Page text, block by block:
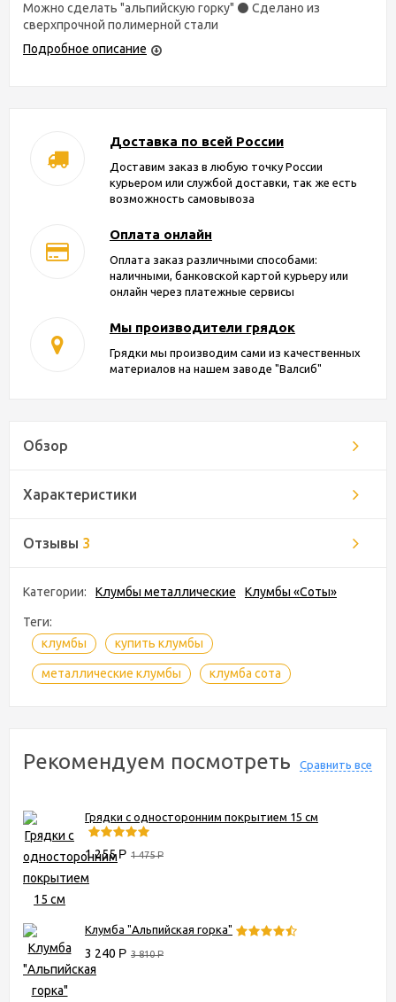
Можно сделать "альпийскую горку" ⚫ Сделано из
сверхпрочной полимерной стали
Подробное описание
Доставка по всей России
Доставим заказ в любую точку России
курьером или службой доставки, так же есть
возможность самовывоза
Оплата онлайн
Оплата заказ различными способами:
наличными, банковской картой курьеру или
онлайн через платежные сервисы
Мы производители грядок
Грядки мы производим сами из качественных
материалов на нашем заводе "Валсиб"
Обзор
Характеристики
Отзывы 3
Категории: Клумбы металлические Клумбы «Соты»
Теги:
клумбы
купить клумбы
металлические клумбы клумба сота
Рекомендуем посмотреть Сравнить все
Грядки с односторонним покрытием 15 см
1 255Р 1 475Р
Клумба "Альпийская горка"
3 240 Р 3 810Р